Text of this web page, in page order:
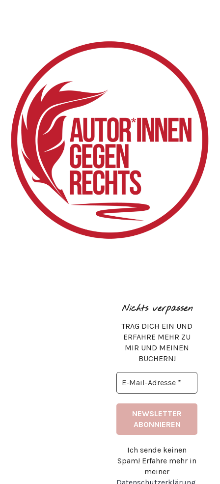
Nichts verpassen
TRAG DICH EIN UND
ERFAHRE MEHR ZU
MIR UND MEINEN
BÜCHERN!
Ich sende keinen
Spam! Erfahre mehr in
meiner